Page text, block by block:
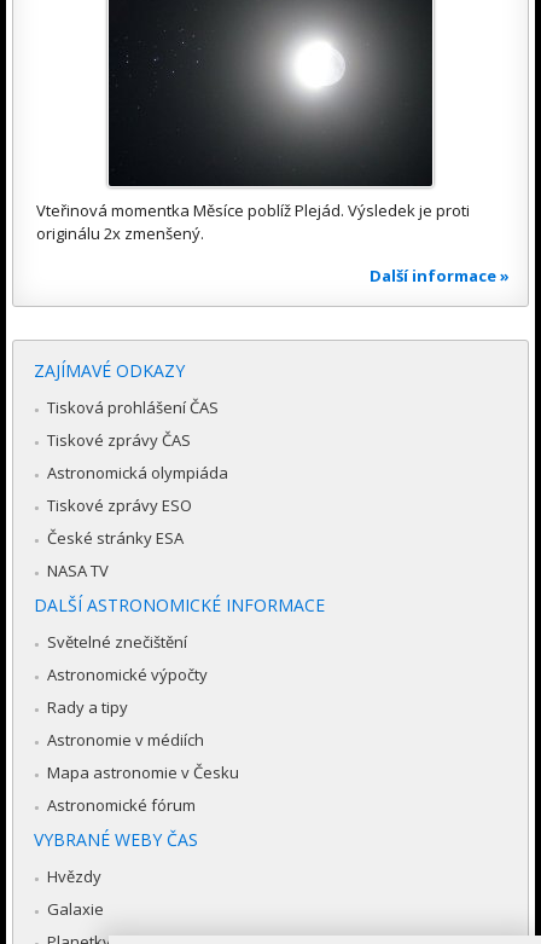
Vteřinová momentka Měsíce poblíž Plejád. Výsledek je proti
originálu 2x zmenšený.
Další informace »
ZAJÍMAVÉ ODKAZY
Tisková prohlášení ČAS
Tiskové zprávy ČAS
Astronomická olympiáda
Tiskové zprávy ESO
České stránky ESA
NASA TV
DALŠÍ ASTRONOMICKÉ INFORMACE
Světelné znečištění
Astronomické výpočty
Rady a tipy
Astronomie v médiích
Mapa astronomie v Česku
Astronomické fórum
VYBRANÉ WEBY ČAS
Hvězdy
Galaxie